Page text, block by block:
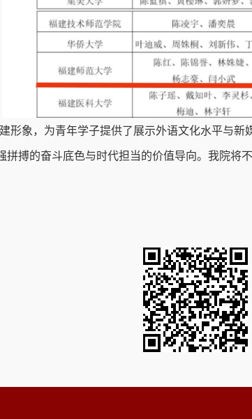
形象，为青年学子提供了展示外语文化水平与
拼搏的奋斗底色与时代担当的价值导向。我院将